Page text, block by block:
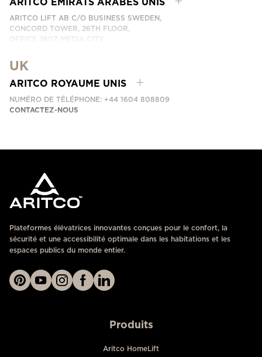
ARITCO LIFT AB C/O BUSINESS SWEDEN,
CONCORD TOWER, 26TH FLOOR,
OFFICE 2607, MEDIA CITY
CONTACTEZ-NOUS
UK
ARITCO ROYAUME UNIS
NUMÉRO DE TÉLÉPHONE: +44 1604 808809
CONTACTEZ-NOUS
Plateformes élévatrices innovantes conçues pour le confort, la
sécurité et une accessibilité optimale dans les habitations et les
espaces publics du monde entier.
Produits
Aritco HomeLift